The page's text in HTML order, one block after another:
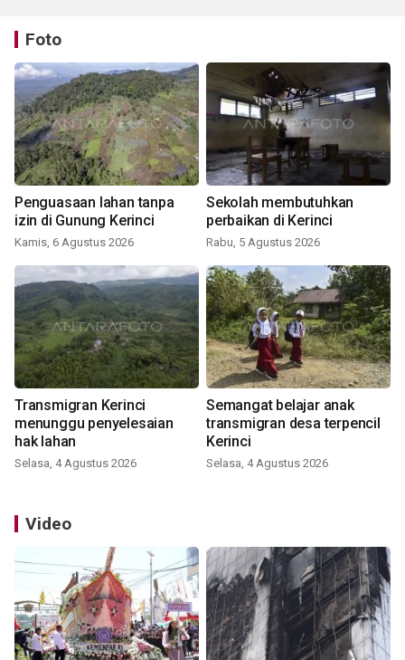
Foto
Penguasaan lahan tanpa
izin di Gunung Kerinci
Kamis, 6 Agustus 2026
Sekolah membutuhkan
perbaikan di Kerinci
Rabu, 5 Agustus 2026
Transmigran Kerinci
menunggu penyelesaian
hak lahan
Selasa, 4 Agustus 2026
Semangat belajar anak
transmigran desa terpencil
Kerinci
Selasa, 4 Agustus 2026
Video